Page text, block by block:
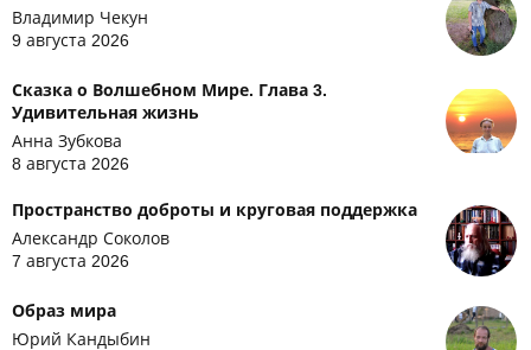
Владимир Чекун
9 августа 2026
Сказка о Волшебном Мире. Глава 3.
Удивительная жизнь
Анна Зубкова
8 августа 2026
Пространство доброты и круговая поддержка
Александр Соколов
7 августа 2026
Образ мира
Юрий Кандыбин